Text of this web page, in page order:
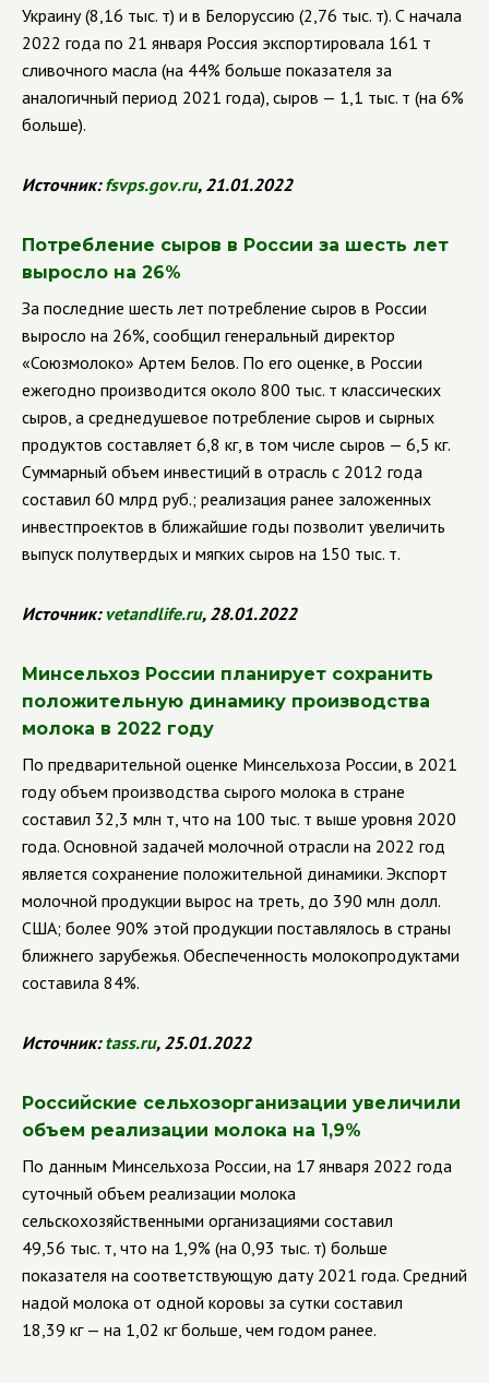
Украину (8,16 тыс. т) и в Белоруссию (2,76 тыс. т). С начала
2022 года по 21 января Россия экспортировала 161 т
сливочного масла (на 44% больше показателя за
аналогичный период 2021 года), сыров — 1,1 тыс. т (на 6%
больше).
Источник:fsvps.gov.ru, 21.01.2022
Потребление сыров в России за шесть лет
выросло на 26%
За последние шесть лет потребление сыров в России
выросло на 26%, сообщил генеральный директор
«Союзмолоко» Артем Белов. По его оценке, в России
ежегодно производится около 800 тыс. т классических
сыров, а среднедушевое потребление сыров и сырных
продуктов составляет 6,8 кг, в том числе сыров — 6,5 кг.
Суммарный объем инвестиций в отрасль с 2012 года
составил 60 млрд руб.; реализация ранее заложенных
инвестпроектов в ближайшие годы позволит увеличить
выпуск полутвердых и мягких сыров на 150 тыс. т.
Источник:vetandlife.ru, 28.01.2022
Минсельхоз России планирует сохранить
положительную динамику производства
молока в 2022 году
По предварительной оценке Минсельхоза России, в 2021
году объем производства сырого молока в стране
составил 32,3 млн т, что на 100 тыс. т выше уровня 2020
года. Основной задачей молочной отрасли на 2022 год
является сохранение положительной динамики. Экспорт
молочной продукции вырос на треть, до 390 млн долл.
США; более 90% этой продукции поставлялось в страны
ближнего зарубежья. Обеспеченность молокопродуктами
составила 84%.
Источник:tass.ru, 25.01.2022
Российские сельхозорганизации увеличили
объем реализации молока на 1,9%
По данным Минсельхоза России, на 17 января 2022 года
суточный объем реализации молока
сельскохозяйственными организациями составил
49,56 тыс. т, что на 1,9% (на 0,93 тыс. т) больше
показателя на соответствующую дату 2021 года. Средний
надой молока от одной коровы за сутки составил
18,39 кг — на 1,02 кг больше, чем годом ранее.